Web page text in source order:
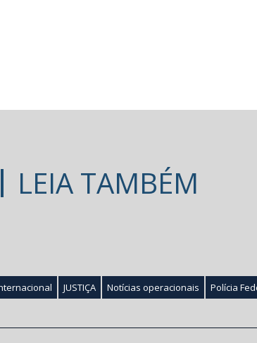
LEIA TAMBÉM
JUSTIÇA Notícias operacionais Polícia